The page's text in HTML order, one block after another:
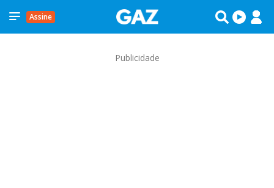
Assine
Publicidade